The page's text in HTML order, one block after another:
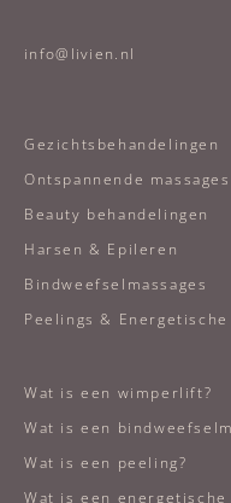
info@livien.nl
Gezichtsbehandelingen
Ontspannende massages
Beauty behandelingen
Harsen & Epileren
Bindweefselmassages
Peelings &
Wat is een wimperlift?
Wat is een
Wat is een peeling?
Wat is een